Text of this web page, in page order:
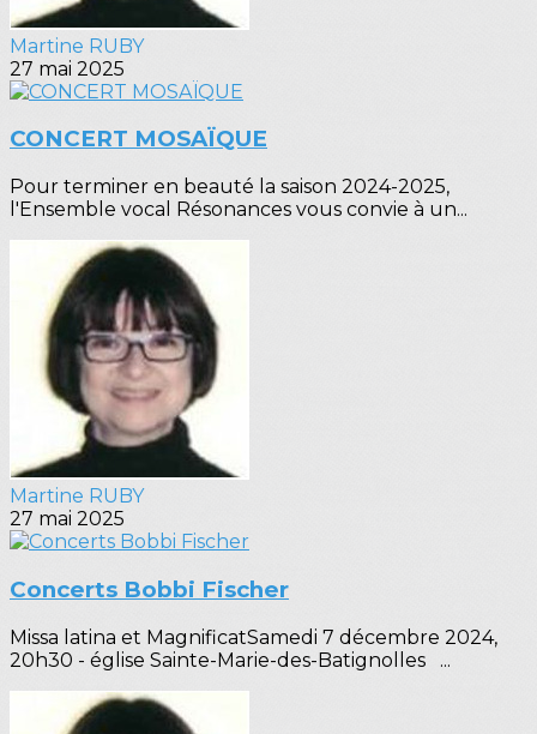
Martine RUBY
27 mai 2025
CONCERT MOSAÏQUE
Pour terminer en beauté la saison 2024-2025,
l'Ensemble vocal Résonances vous convie à un...
Martine RUBY
27 mai 2025
Concerts Bobbi Fischer
Missa latina et MagnificatSamedi 7 décembre 2024,
20h30 - église Sainte-Marie-des-Batignolles ...